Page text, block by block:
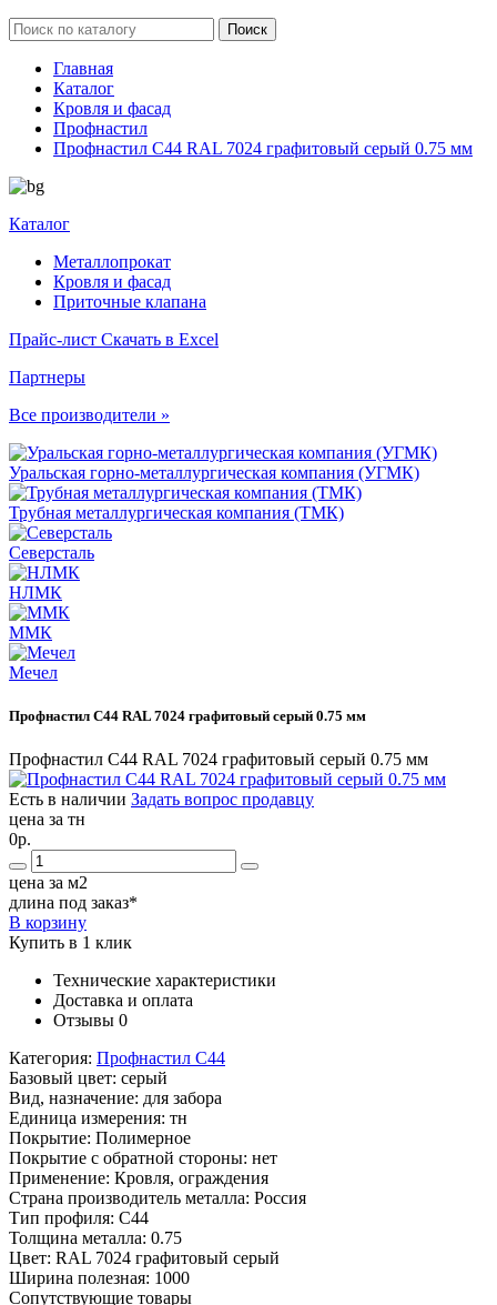
Главная
Каталог
Кровля и фасад
Профнастил
Профнастил С44 RAL 7024 графитовый серый 0.75 мм
Каталог
Металлопрокат
Кровля и фасад
Приточные клапана
Прайс-лист Скачать в Excel
Партнеры
Все производители »
Уральская горно-металлургическая компания (УГМК)
Трубная металлургическая компания (ТМК)
Северсталь
НЛМК
ММК
Мечел
Профнастил С44 RAL 7024 графитовый серый 0.75 мм
Профнастил С44 RAL 7024 графитовый серый 0.75 мм
Есть в наличии Задать вопрос продавцу
цена за тн
0р.
цена за м2
длина под заказ*
В корзину
Купить в 1 клик
Технические характеристики
Доставка и оплата
Отзывы 0
Категория: Профнастил С44
Базовый цвет: серый
Вид, назначение: для забора
Единица измерения: тн
Покрытие: Полимерное
Покрытие с обратной стороны: нет
Применение: Кровля, ограждения
Страна производитель металла: Россия
Тип профиля: С44
Толщина металла: 0.75
Цвет: RAL 7024 графитовый серый
Ширина полезная: 1000
Сопутствующие товары